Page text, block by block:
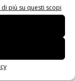
più su questi scopi